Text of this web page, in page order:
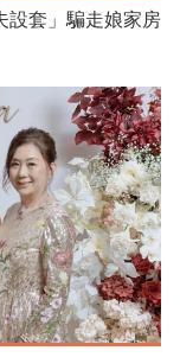
設套」騙走娘家房